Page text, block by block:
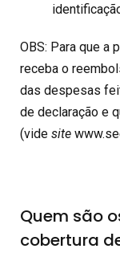
OBS: Para que a
receba o
das despesas
de declaração e
(vide site
Quem são
cobertura